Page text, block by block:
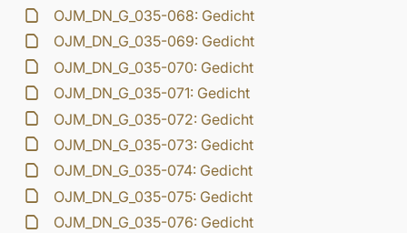
OJM_DN_G_035-068: Gedicht
OJM_DN_G_035-069: Gedicht
OJM_DN_G_035-070: Gedicht
OJM_DN_G_035-071: Gedicht
OJM_DN_G_035-072: Gedicht
OJM_DN_G_035-073: Gedicht
OJM_DN_G_035-074: Gedicht
OJM_DN_G_035-075: Gedicht
OJM_DN_G_035-076: Gedicht